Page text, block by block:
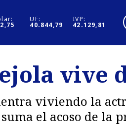
UF:
40.844,79
IVP:
42.129,81
Negocios
Pura Mujer
vive
viviendo la
el acoso de la